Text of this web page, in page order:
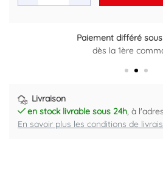
Paiement différé
dès la 1ère
Retour gratuit sous
Plus
Livraison
en stock livrable sous 24h, à
En savoir plus les conditions de